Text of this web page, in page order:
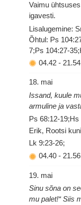
Vaimu
igavesti.
Lisalugemine:
Õhtul: Ps
7;Ps 104:27-
04.42 - 21.54
18. mai
Issand, kuule
armuline ja
Ps 68:12-19;Hs
Erik, Rootsi
Lk 9:23-26;
04.40 - 21.56
19. mai
Sinu sõna on
mu palet!“ Siis